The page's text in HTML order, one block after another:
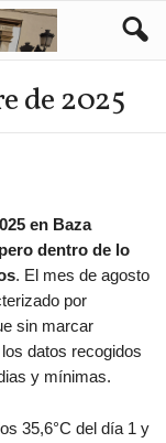
de 2025
en Baza
dentro de lo
. El mes de agosto
por
sin marcar
datos recogidos
y mínimas.
35,6°C del día 1 y